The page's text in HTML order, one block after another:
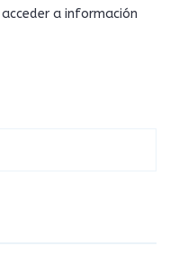
a información